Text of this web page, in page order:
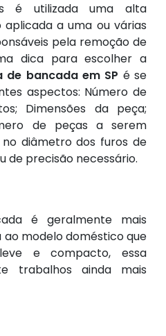
é utilizada uma alta
a uma ou várias
pela remoção de
dica para escolher a
bancada em SP é se
aspectos: Número de
Dimensões da peça;
de peças a serem
no diâmetro dos furos de
de precisão necessário.
é geralmente mais
modelo doméstico que
e compacto, essa
trabalhos ainda mais